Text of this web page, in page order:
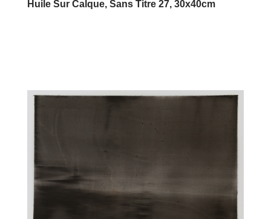
Huile Sur Calque, Sans Titre 27, 30x40cm